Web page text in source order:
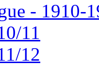
- 1910-
11
12